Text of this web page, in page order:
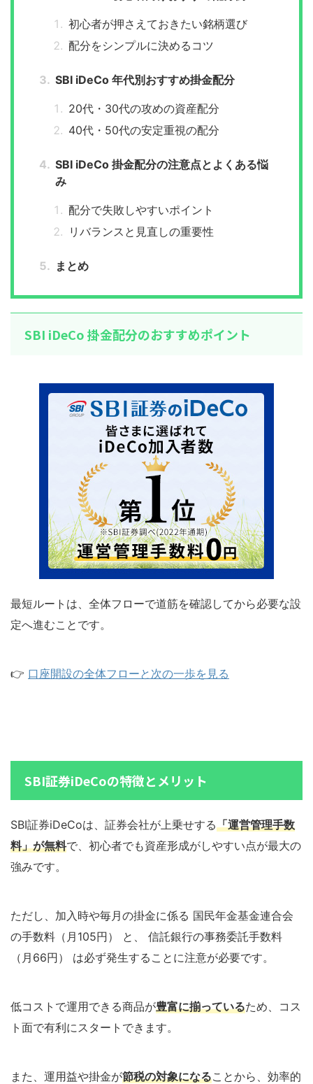
初心者が押さえておきたい銘柄選び
配分をシンプルに決めるコツ
SBI iDeCo 年代別おすすめ掛金配分
20代・30代の攻めの資産配分
40代・50代の安定重視の配分
SBI iDeCo 掛金配分の注意点とよくある悩
み
配分で失敗しやすいポイント
リバランスと見直しの重要性
まとめ
SBI iDeCo 掛金配分のおすすめポイント
最短ルートは、全体フローで道筋を確認してから必要な設
定へ進むことです。
👉 口座開設の全体フローと次の一歩を見る
SBI証券iDeCoの特徴とメリット
SBI証券iDeCoは、証券会社が上乗せする「運営管理手数
料」が無料で、初心者でも資産形成がしやすい点が最大の
強みです。
ただし、加入時や毎月の掛金に係る 国民年金基金連合会
の手数料（月105円） と、 信託銀行の事務委託手数料
（月66円） は必ず発生することに注意が必要です。
低コストで運用できる商品が豊富に揃っているため、コス
ト面で有利にスタートできます。
また、運用益や掛金が節税の対象になることから、効率的